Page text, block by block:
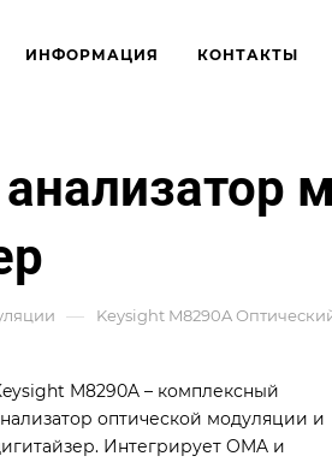
ИНФОРМАЦИЯ КОНТАКТЫ
— Keysight M8290A
M8290A – комплексный
оптической модуляции и
Интегрирует OMA и